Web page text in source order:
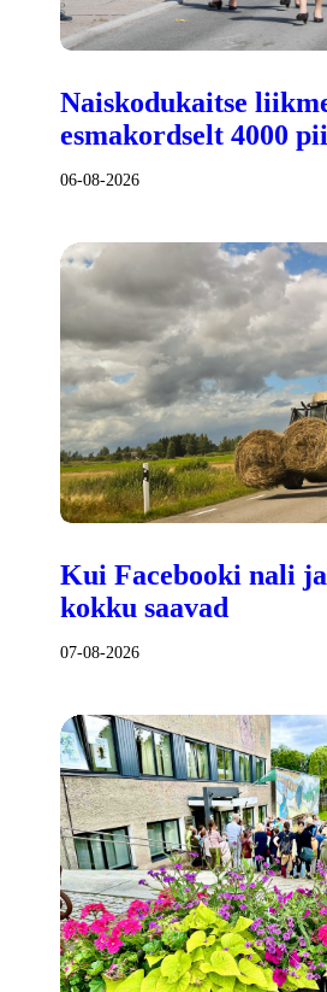
Naiskodukaitse
esmakordselt 4000
06-08-2026
Kui Facebooki nali
kokku saavad
07-08-2026